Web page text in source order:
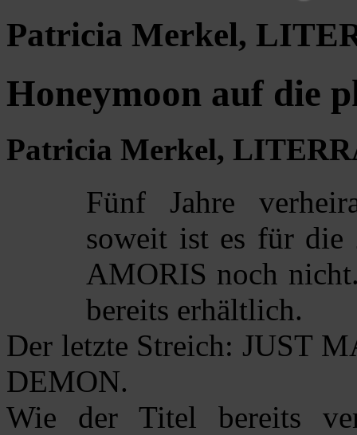
Patricia Merkel,
Honeymoon auf die
Patricia Merkel,
Fünf Jahre
soweit ist es für die
AMORIS noch
bereits erhältlich.
Der letzte Streich: JUST
DEMON.
Wie der Titel bereits